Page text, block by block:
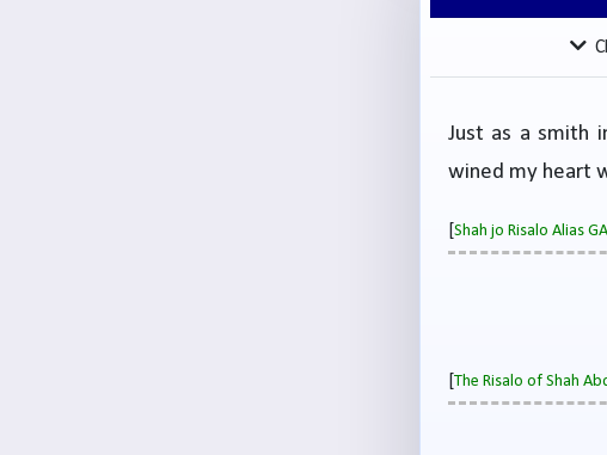
Just as a smith
wined my heart
[Shah jo Risalo Alias
[The Risalo of Shah